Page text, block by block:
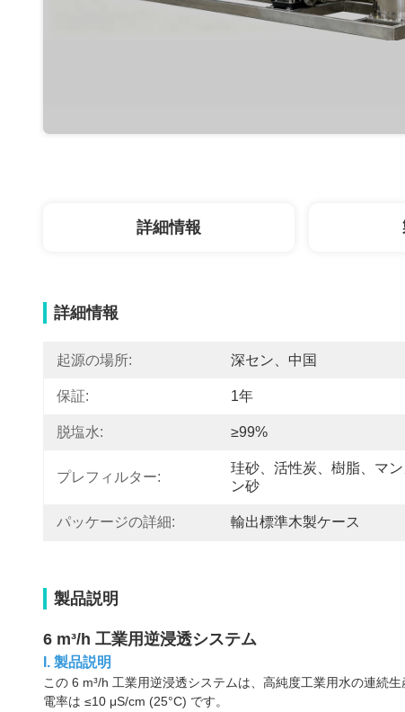
詳細情報
詳細情報
起源の場所: 深セン、中国
保証: 1年
脱塩水: ≥99%
プレフィルター:
珪砂、活性炭、樹脂、マ
ン砂
パッケージの詳細: 輸出標準木製ケース
製品説明
6 m³/h 工業用逆浸透システム
I. 製品説明
この 6 m³/h 工業用逆浸透システムは、高純度工業用水の連続
電率は ≤10 μS/cm (25°C) です。